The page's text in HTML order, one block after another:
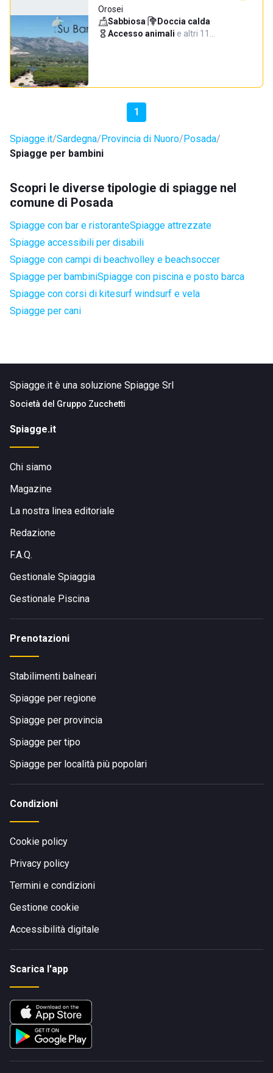
Orosei
Sabbiosa· Doccia calda·
Accesso animali·e altri 11…
1
Spiagge.it Sardegna Provincia di Nuoro Posada
Spiagge per bambini
Scopri le diverse tipologie di spiagge nel
comune di Posada
Spiagge con bar e ristoranteSpiagge attrezzate
Spiagge accessibili per disabili
Spiagge con campi di beachvolley e beachsoccer
Spiagge per bambiniSpiagge con piscina e posto barca
Spiagge con corsi di kitesurf windsurf e vela
Spiagge per cani
Spiagge.it è una soluzione Spiagge Srl
Società del Gruppo Zucchetti
Spiagge.it
Chi siamo
Magazine
La nostra linea editoriale
Redazione
F.A.Q.
Gestionale Spiaggia
Gestionale Piscina
Prenotazioni
Stabilimenti balneari
Spiagge per regione
Spiagge per provincia
Spiagge per tipo
Spiagge per località più popolari
Condizioni
Cookie policy
Privacy policy
Termini e condizioni
Gestione cookie
Accessibilità digitale
Scarica l'app